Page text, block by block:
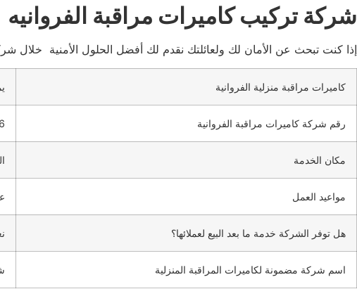
شركة تركيب كاميرات مراقبة الفروانيه
إذا كنت تبحث عن الأمان لك ولعائلتك نقدم لك أفضل الحلول الأمنية خلال
كاميرات مراقبة منزلية الفروانية
رقم شركة كاميرات مراقبة الفروانية
مكان الخدمة
مواعيد العمل
هل توفر الشركة خدمة ما بعد البيع لعملائها؟
اسم شركة مضمونة لكاميرات المراقبة المنزلية